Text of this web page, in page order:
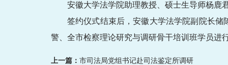
安徽大学法学院助理教授、硕士生导师杨鹿
签约仪式结束后，安徽大学法学院副院长储
警、全市检察理论研究与调研骨干培训班学员进
上一篇： 市司法局党组书记赴司法鉴定所调研